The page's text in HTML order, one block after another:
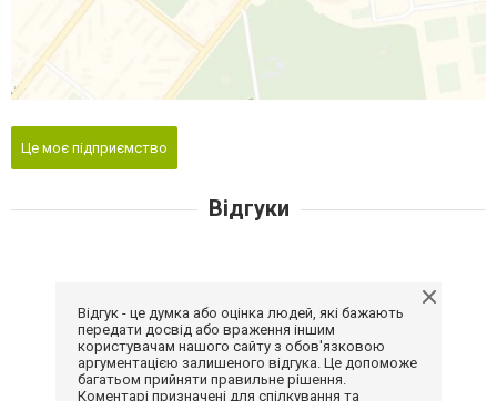
Це моє підприємство
Відгуки
Відгук - це думка або оцінка людей, які бажають
передати досвід або враження іншим
користувачам нашого сайту з обов'язковою
аргументацією залишеного відгука. Це допоможе
багатьом прийняти правильне рішення.
Коментарі призначені для спілкування та